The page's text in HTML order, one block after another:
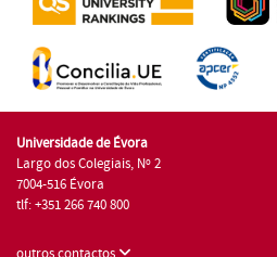
Universidade de Évora
Largo dos Colegiais, Nº 2
7004-516 Évora
tlf: +351 266 740 800